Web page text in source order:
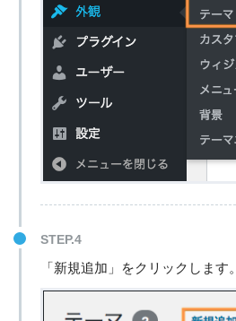
STEP.4
「新規追加」をクリックします。